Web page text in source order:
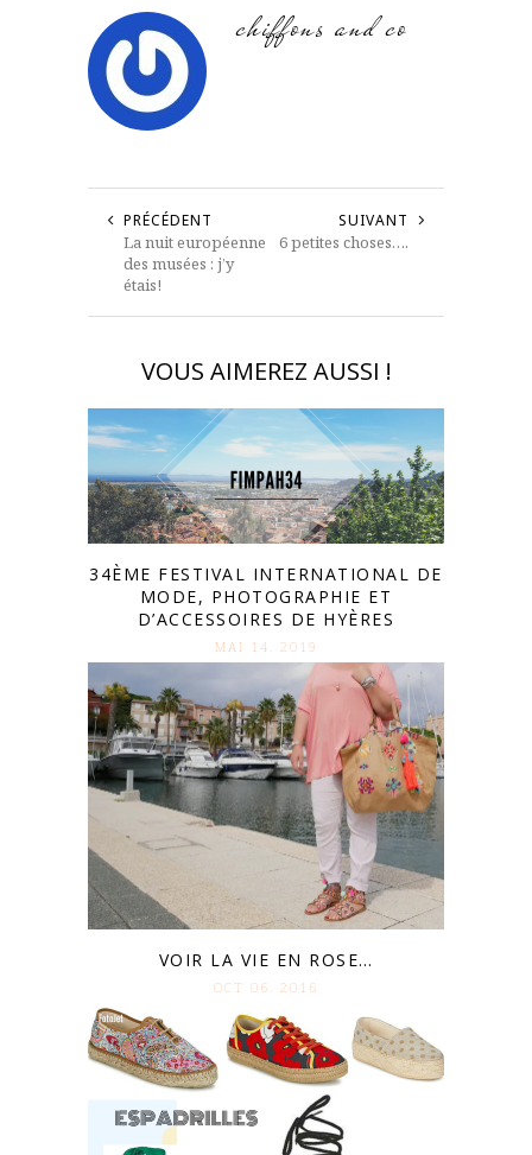
chiffons and co
PRÉCÉDENT
La nuit européenne
des musées : j’y
étais!
SUIVANT
6 petites choses….
VOUS AIMEREZ AUSSI !
34ÈME FESTIVAL INTERNATIONAL DE
MODE, PHOTOGRAPHIE ET
D’ACCESSOIRES DE HYÈRES
MAI 14. 2019
VOIR LA VIE EN ROSE…
OCT 06. 2016